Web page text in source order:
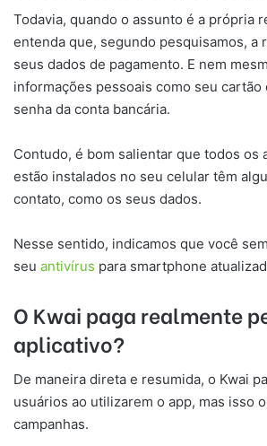
Todavia, quando o assunto é a própria
entenda que, segundo pesquisamos, a
seus dados de pagamento. E nem
informações pessoais como seu cartão
senha da conta bancária.
Contudo, é bom salientar que todos os
estão instalados no seu celular têm
contato, como os seus dados.
Nesse sentido, indicamos que você
seu antivírus para smartphone
O Kwai paga realmente
aplicativo?
De maneira direta e resumida, o Kwai
usuários ao utilizarem o app, mas isso
campanhas.